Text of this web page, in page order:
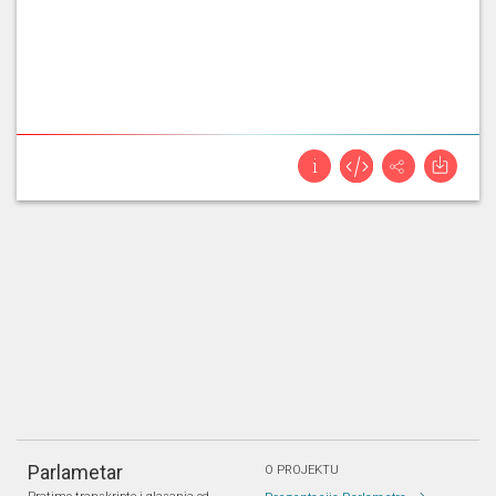
Parlametar
O PROJEKTU